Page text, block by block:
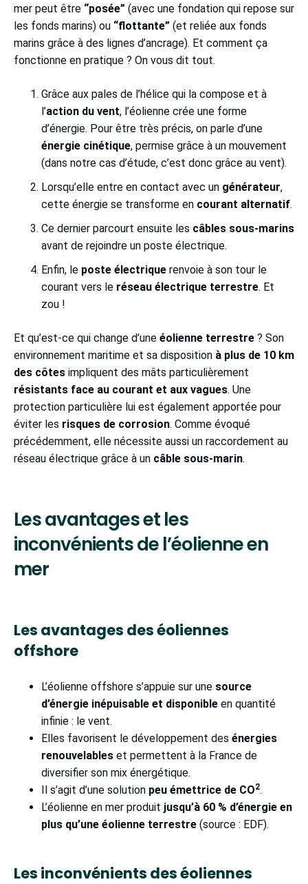
mer peut être “posée” (avec une fondation qui repose sur
les fonds marins) ou “flottante” (et reliée aux fonds
marins grâce à des lignes d’ancrage). Et comment ça
fonctionne en pratique ? On vous dit tout.
Grâce aux pales de l’hélice qui la compose et à
l’action du vent, l’éolienne crée une forme
d’énergie. Pour être très précis, on parle d’une
énergie cinétique, permise grâce à un mouvement
(dans notre cas d’étude, c’est donc grâce au vent).
Lorsqu’elle entre en contact avec un générateur,
cette énergie se transforme en courant alternatif.
Ce dernier parcourt ensuite les câbles sous-marins
avant de rejoindre un poste électrique.
Enfin, le poste électrique renvoie à son tour le
courant vers le réseau électrique terrestre. Et
zou !
Et qu’est-ce qui change d’une éolienne terrestre ? Son
environnement maritime et sa disposition à plus de 10 km
des côtes impliquent des mâts particulièrement
résistants face au courant et aux vagues. Une
protection particulière lui est également apportée pour
éviter les risques de corrosion. Comme évoqué
précédemment, elle nécessite aussi un raccordement au
réseau électrique grâce à un câble sous-marin.
Les avantages et les
inconvénients de l’éolienne en
mer
Les avantages des éoliennes
offshore
L’éolienne offshore s’appuie sur une source
d’énergie inépuisable et disponible en quantité
infinie : le vent.
Elles favorisent le développement des énergies
renouvelables et permettent à la France de
diversifier son mix énergétique.
Il s’agit d’une solution peu émettrice de CO2.
L’éolienne en mer produit jusqu’à 60 % d’énergie en
plus qu’une éolienne terrestre (source : EDF).
Les inconvénients des éoliennes